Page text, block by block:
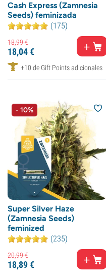
Cash Express (Zamnesia
Seeds) feminizada
(175)
18,99€
18,04€
+10 de Gift Points adicionales
- 10%
Super Silver Haze
(Zamnesia Seeds)
feminized
(235)
20,99€
18,89€